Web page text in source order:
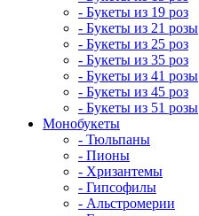
- Букеты из 19 роз
- Букеты из 21 розы
- Букеты из 25 роз
- Букеты из 35 роз
- Букеты из 41 розы
- Букеты из 45 роз
- Букеты из 51 розы
Монобукеты
- Тюльпаны
- Пионы
- Хризантемы
- Гипсофилы
- Альстромерии